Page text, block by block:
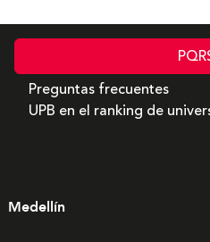
Preguntas frecuentes
UPB en el ranking de
Medellín